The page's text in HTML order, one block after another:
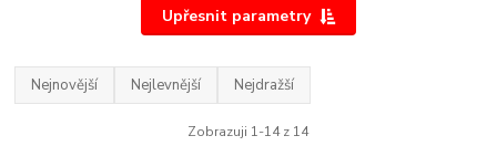
Upřesnit parametry
Nejnovější Nejlevnější Nejdražší
Zobrazuji 1-14 z 14